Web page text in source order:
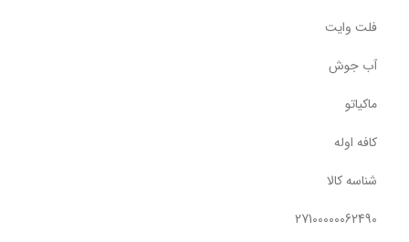
فلت وایت
آب جوش
ماکیاتو
کافه اوله
شناسه کالا
27100000062490